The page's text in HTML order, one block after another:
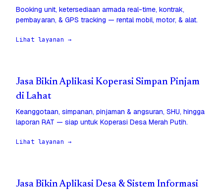
Booking unit, ketersediaan armada real-time, kontrak,
pembayaran, & GPS tracking — rental mobil, motor, & alat.
Lihat layanan →
Jasa Bikin Aplikasi Koperasi Simpan Pinjam
di Lahat
Keanggotaan, simpanan, pinjaman & angsuran, SHU, hingga
laporan RAT — siap untuk Koperasi Desa Merah Putih.
Lihat layanan →
Jasa Bikin Aplikasi Desa & Sistem Informasi